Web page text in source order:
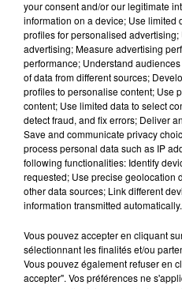
Les producteurs eurois
vingt-cinq médailles-6 en
bronze- lors de cette
"Brasserie de Sutter"(bière
à Gisors) et"LaFerme des
pasteurisée ensemencée,
matières grasses, yaourt
framboises, Flipou) sont
marche du podium, tout
d’Or"(cidre fermier demi-
la société"Volailles Adrien
poulet Label Rouge, à
Ruchers de Normandie"
Coudre).
your consent and/or our legitimate
information on a device; Use limited
profiles for personalised
advertising; Measure advertising
performance; Understand
of data from different sources;
profiles to personalise content; Use
content; Use limited data to select
detect fraud, and fix errors; Deliver
Save and communicate privacy
process personal data such as IP
following functionalities: Identify
requested; Use precise geolocation
other data sources; Link different
information transmitted automatically.
Vous pouvez accepter en cliquant
sélectionnant les finalités et/ou
Vous pouvez également refuser en
accepter". Vos préférences ne